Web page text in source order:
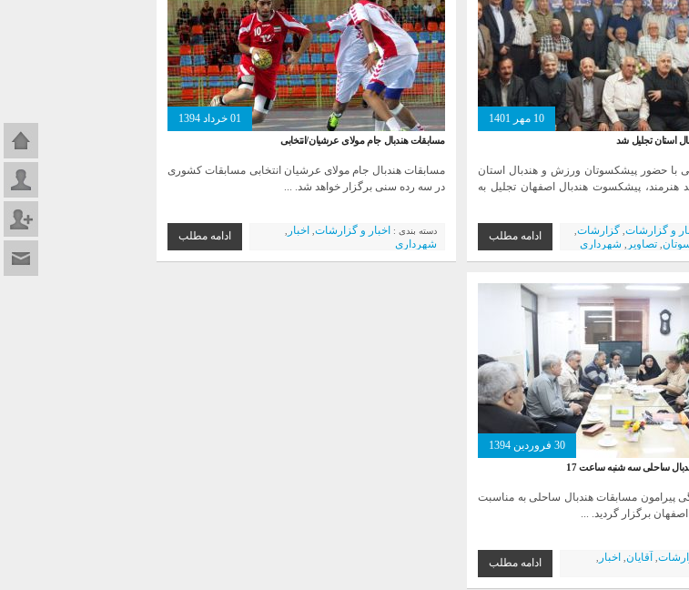
صفحه
ورود
عضویت
تماس با
10 مهر 1401
استان تجلیل شد
با حضور پیشکسوتان ورزش و هندبال استان
هنرمند، پیشکسوت هندبال اصفهان تجلیل به
و گزارشات گزارشات
تصاویر شهرداری
ادامه مطلب
01 خرداد 1394
مسابقات هندبال جام مولای عرشیان/انتخابی
مسابقات هندبال جام مولای عرشیان انتخابی مسابقات کشوری
در سه رده سنی برگزار خواهد شد. ...
دسته بندی : اخبار و گزارشات اخبار
شهرداری
ادامه مطلب
30 فروردین 1394
ساحلی سه شنبه ساعت 17
پیرامون مسابقات هندبال ساحلی به مناسبت
برگزار گردید. ...
آقایان اخبار ادامه مطلب